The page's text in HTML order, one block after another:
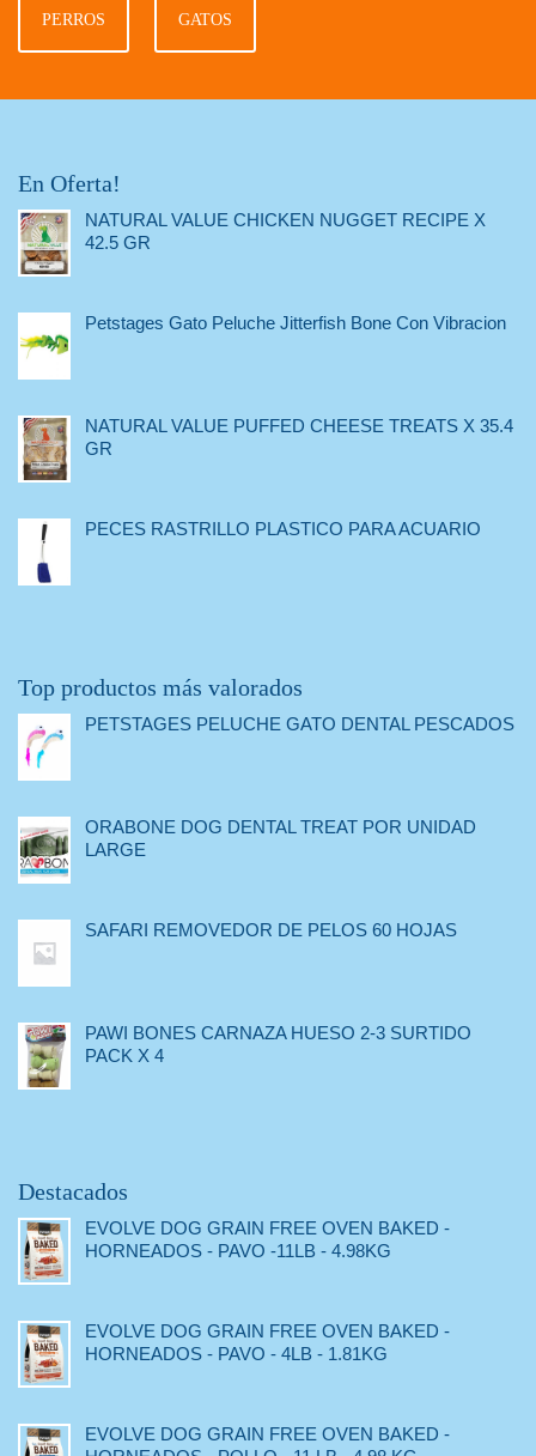
PERROS GATOS
En Oferta!
NATURAL VALUE CHICKEN NUGGET RECIPE X
42.5 GR
Petstages Gato Peluche Jitterfish Bone Con Vibracion
NATURAL VALUE PUFFED CHEESE TREATS X 35.4
GR
PECES RASTRILLO PLASTICO PARA ACUARIO
Top productos más valorados
PETSTAGES PELUCHE GATO DENTAL PESCADOS
ORABONE DOG DENTAL TREAT POR UNIDAD
LARGE
SAFARI REMOVEDOR DE PELOS 60 HOJAS
PAWI BONES CARNAZA HUESO 2-3 SURTIDO
PACK X 4
Destacados
EVOLVE DOG GRAIN FREE OVEN BAKED -
HORNEADOS - PAVO -11LB - 4.98KG
EVOLVE DOG GRAIN FREE OVEN BAKED -
HORNEADOS - PAVO - 4LB - 1.81KG
EVOLVE DOG GRAIN FREE OVEN BAKED -